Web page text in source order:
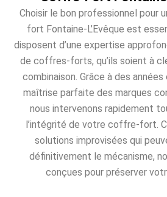
Choisir le bon professionnel pour
fort Fontaine-L’Evêque est
disposent d’une expertise
de coffres-forts, qu’ils soient à
combinaison. Grâce à des
maîtrise parfaite des marques
nous intervenons rapidement
l’intégrité de votre coffre-fort.
solutions improvisées qui
définitivement le mécanisme,
conçues pour préserver